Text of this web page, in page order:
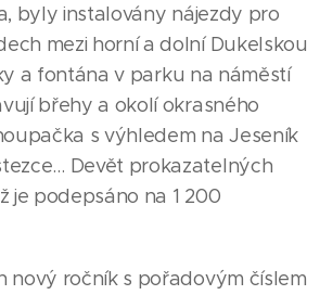
byly instalovány nájezdy pro
mezi horní a dolní Dukelskou
a fontána v parku na náměstí
břehy a okolí okrasného
s výhledem na Jeseník
Devět prokazatelných
je podepsáno na 1 200
nový ročník s pořadovým číslem